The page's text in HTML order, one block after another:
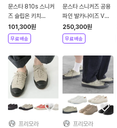
문스타 810s 스니커
즈 슬립온 키치
KITCHE
101,300원
무료배송
문스타 스니커즈 공용
파인 발카나이즈 VUL
UP
250,300원
무료배송
프리모라
프리모라